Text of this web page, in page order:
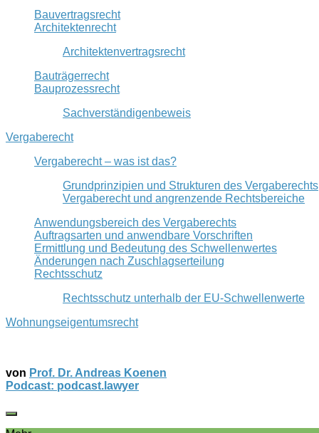
Bauvertragsrecht
Architektenrecht
Architektenvertragsrecht
Bauträgerrecht
Bauprozessrecht
Sachverständigenbeweis
Vergaberecht
Vergaberecht – was ist das?
Grundprinzipien und Strukturen des Vergaberechts
Vergaberecht und angrenzende Rechtsbereiche
Anwendungsbereich des Vergaberechts
Auftragsarten und anwendbare Vorschriften
Ermittlung und Bedeutung des Schwellenwertes
Änderungen nach Zuschlagserteilung
Rechtsschutz
Rechtsschutz unterhalb der EU-Schwellenwerte
Wohnungseigentumsrecht
von Prof. Dr. Andreas Koenen
Podcast: podcast.lawyer